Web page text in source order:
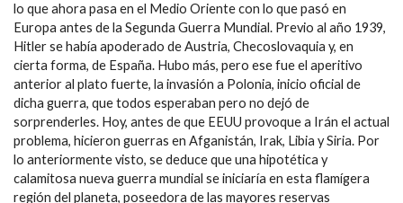
lo que ahora pasa en el Medio Oriente con lo que pasó en
Europa antes de la Segunda Guerra Mundial. Previo al año 1939,
Hitler se había apoderado de Austria, Checoslovaquia y, en
cierta forma, de España. Hubo más, pero ese fue el aperitivo
anterior al plato fuerte, la invasión a Polonia, inicio oficial de
dicha guerra, que todos esperaban pero no dejó de
sorprenderles. Hoy, antes de que EEUU provoque a Irán el actual
problema, hicieron guerras en Afganistán, Irak, Libia y Siria. Por
lo anteriormente visto, se deduce que una hipotética y
calamitosa nueva guerra mundial se iniciaría en esta flamígera
región del planeta, poseedora de las mayores reservas